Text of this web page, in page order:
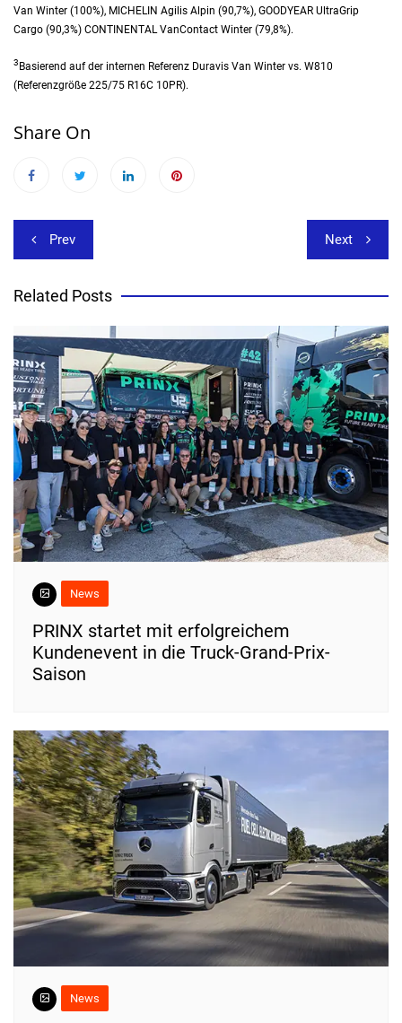
Van Winter (100%), MICHELIN Agilis Alpin (90,7%), GOODYEAR UltraGrip
Cargo (90,3%) CONTINENTAL VanContact Winter (79,8%).
3Basierend auf der internen Referenz Duravis Van Winter vs. W810
(Referenzgröße 225/75 R16C 10PR).
Share On
Beitragsnavigation
Prev Next
Related Posts
News
PRINX startet mit erfolgreichem
Kundenevent in die Truck-Grand-Prix-
Saison
News